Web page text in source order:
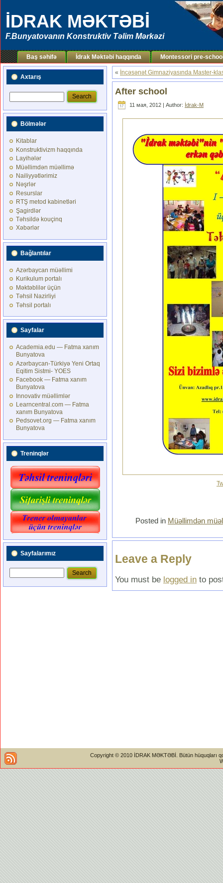
İDRAK MƏKTƏBİ
F.Bunyatovanın Konstruktiv Təlim Mərkəzi
Baş səhifə İdrak Məktəbi haqqında Montessori pre-
Axtarış
Bölmələr
Kitablar
Konstruktivizm haqqında
Layihələr
Müəllimdən müəllimə
Nailiyyətlərimiz
Nəşrlər
Resurslar
RTŞ metod kabinetləri
Şagirdlər
Təhsildə kouçinq
Xəbərlər
Bağlantılar
Azərbaycan müəllimi
Kurikulum portalı
Məktəblilər üçün
Təhsil Nazirliyi
Təhsil portalı
Sayfalar
Academia.edu — Fatma xanım
Bunyatova
Azərbaycan-Türkiyə Yeni Ortaq
Eqitim Sistmi- YOES
Facebook — Fatma xanım
Bunyatova
Innovativ müəllimlər
Learncentral.com — Fatma
xanım Bunyatova
Pedsovet.org — Fatma xanım
Bunyatova
Treninqlər
Sayfalarımız
« İncəsənət Gimnaziyasında Master-
After school
11 мая, 2012 | Author: İdrak-M
Posted in Müəllimdən
Leave a Reply
You must be logged in to
Copyright © 2010 İDRAK MƏKTƏBİ. Bütün hüquqları